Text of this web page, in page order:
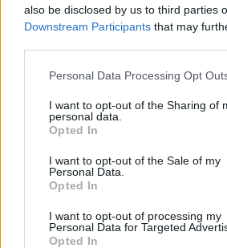
also be disclosed by us to third parties
Downstream Participants that may
Please note that this website/app uses
not limited to your visit or usage
grant or deny consent to Google and
use your data for below specified
consent section.
Personal Data Processing Opt
I want to opt-out of the Sharing of
personal data.
Opted In
I want to opt-out of the Sale of my
Personal Data.
Opted In
I want to opt-out of processing my
Personal Data for Targeted
Opted In
GERILLA BÁR PESTITV